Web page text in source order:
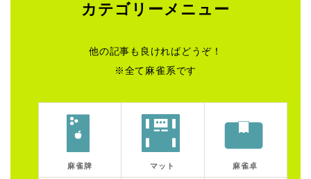
カテゴリーメニュー
他の記事も良ければどうぞ！
※全て麻雀系です
麻雀牌 マット 麻雀卓